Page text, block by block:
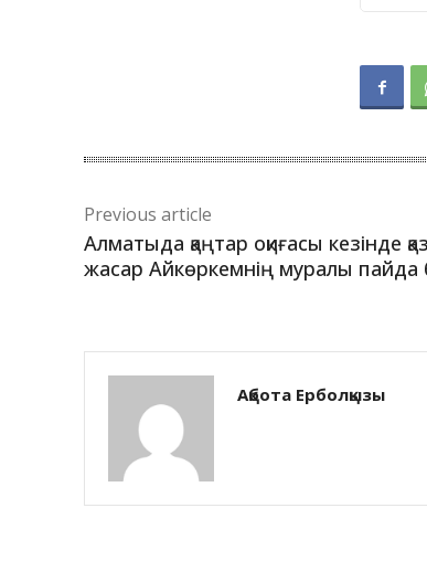
Previous article
Алматыда қаңтар оқиғасы кезінде
жасар Айкөркемнің муралы пайда
Ақбота Ерболқызы